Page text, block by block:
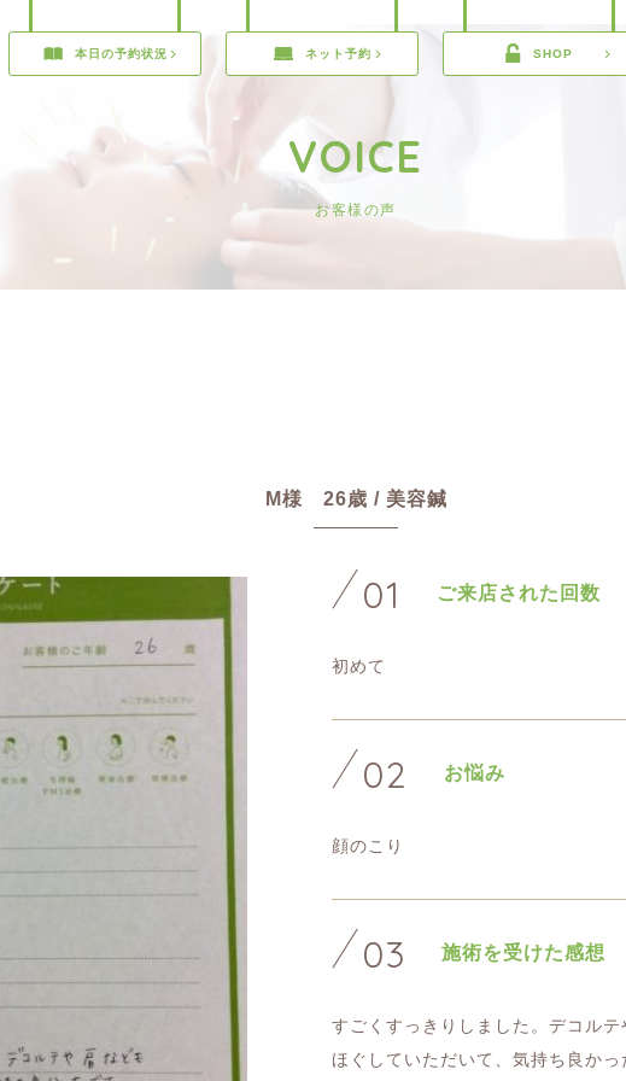
本日の予約状況 ネット予約 SHOP
VOICE
お客様の声
M様 26歳 / 美容鍼
01 ご来店された回数
初めて
02 お悩み
顔のこり
03 施術を受けた感想
すごくすっきりしました。デコルテ
ほぐしていただいて、気持ち良かっ